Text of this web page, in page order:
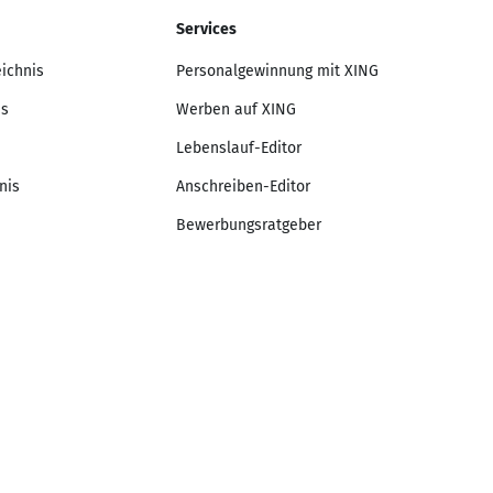
Services
Personalgewinnung mit XING
Werben auf XING
Lebenslauf-Editor
Anschreiben-Editor
Bewerbungsratgeber